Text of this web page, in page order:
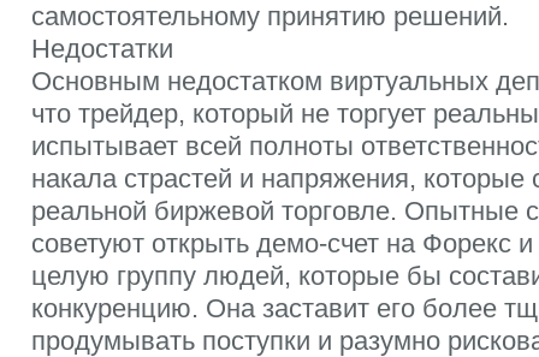
самостоятельному принятию решений.
Недостатки
Основным недостатком виртуальных
что трейдер, который не торгует
испытывает всей полноты
накала страстей и напряжения, которые
реальной биржевой торговле. Опытные
советуют открыть демо-счет на Форекс
целую группу людей, которые бы
конкуренцию. Она заставит его более
продумывать поступки и разумно